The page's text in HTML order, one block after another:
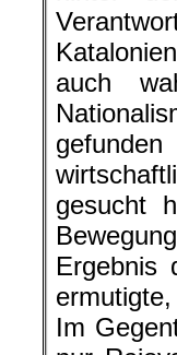
auch
gesucht
Ergebnis
Im